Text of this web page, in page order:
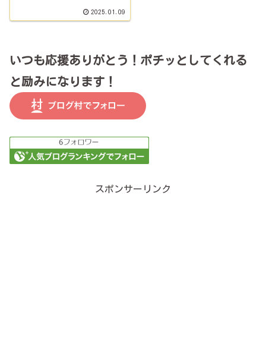
2025.01.09
いつも応援ありがとう！ポチッとしてくれる
と励みになります！
スポンサーリンク